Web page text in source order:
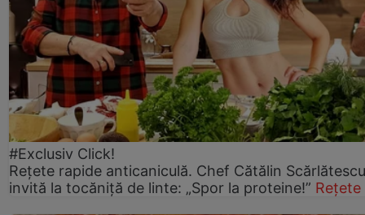
#Exclusiv Click!
Rețete rapide anticaniculă. Chef Cătălin
invită la tocăniță de linte: „Spor la proteine!” Rețete